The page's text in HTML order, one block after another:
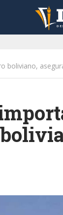
boliviano,